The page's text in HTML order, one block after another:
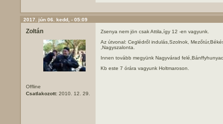
2017. jún 06. kedd, - 05:09
Zoltán
Offline
Csatlakozott: 2010. 12. 29.
Zsenya nem jön csak Attila,így 12 -en vagyunk.
Az útvonal: Ceglédről indulás,Szolnok,
,Nagyszalonta.
Innen tovább megyünk Nagyvárad
Kb este 7 órára vagyunk Holtmaroson.